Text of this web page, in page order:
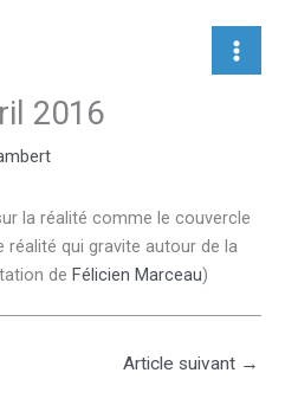
2016
la réalité comme le couvercle
réalité qui gravite autour de la
de Félicien Marceau)
Article suivant →